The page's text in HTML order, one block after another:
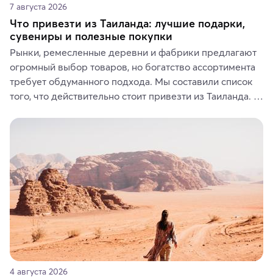
7 августа 2026
Что привезти из Таиланда: лучшие подарки,
сувениры и полезные покупки
Рынки, ремесленные деревни и фабрики предлагают
огромный выбор товаров, но богатство ассортимента
требует обдуманного подхода. Мы составили список
того, что действительно стоит привезти из Таиланда.
средства, одежду, украшения, предметы интерьера
где их купить.
4 августа 2026